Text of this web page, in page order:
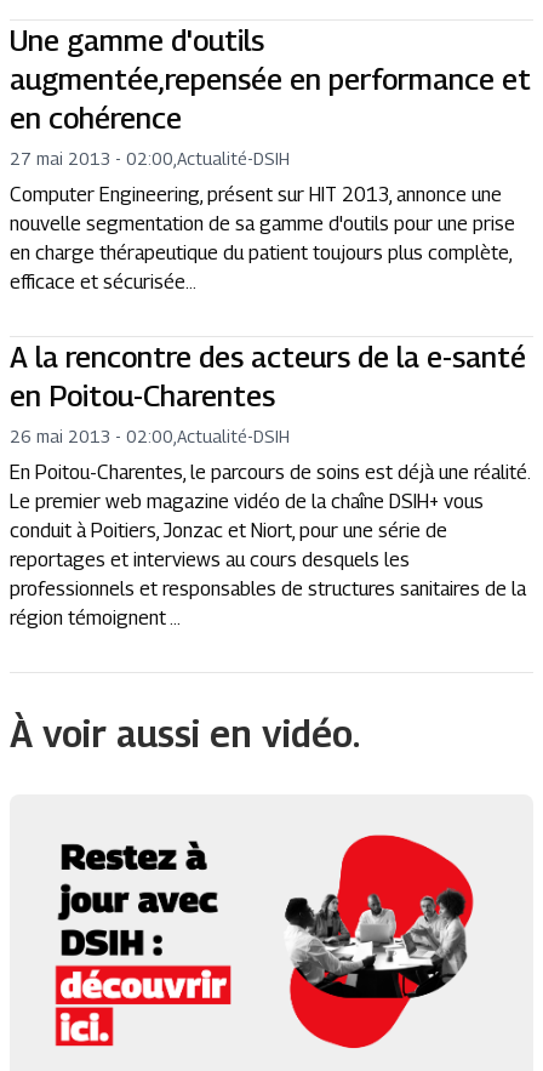
Une gamme d'outils
augmentée,repensée en performance et
en cohérence
27 mai 2013 - 02:00 Actualité-DSIH
Computer Engineering, présent sur HIT 2013, annonce une
nouvelle segmentation de sa gamme d'outils pour une prise
en charge thérapeutique du patient toujours plus complète,
efficace et sécurisée…
A la rencontre des acteurs de la e-santé
en Poitou-Charentes
26 mai 2013 - 02:00 Actualité-DSIH
En Poitou-Charentes, le parcours de soins est déjà une réalité.
Le premier web magazine vidéo de la chaîne DSIH+ vous
conduit à Poitiers, Jonzac et Niort, pour une série de
reportages et interviews au cours desquels les
professionnels et responsables de structures sanitaires de la
région témoignent ...
À voir aussi en vidéo.